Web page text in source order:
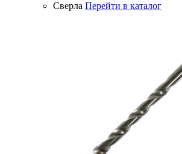
Сверла Перейти в каталог